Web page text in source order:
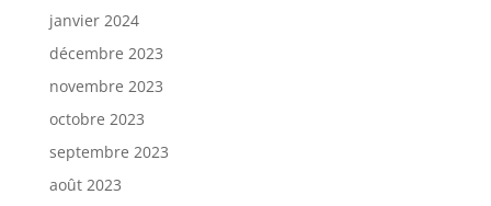
janvier 2024
décembre 2023
novembre 2023
octobre 2023
septembre 2023
août 2023